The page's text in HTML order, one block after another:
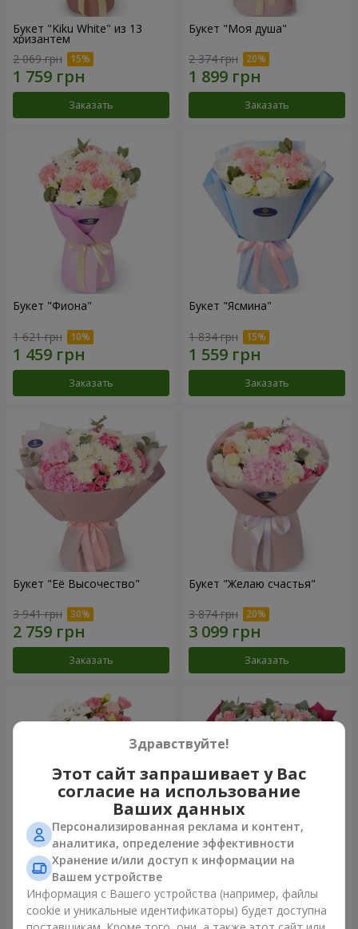
Букет "Kiku White" из 13
хризантем
2 069 грн
Заказать
Букет "Моя душа"
2 374 грн
Заказать
Букет "Фиона"
1 621 грн
Заказать
Букет "Ясмина"
1 834 грн
Заказать
Букет "Её Высочество"
3 941 грн
Заказать
Букет "Желаю счастья"
3 874 грн
Заказать
Букет "Юмоки"
1 175 грн
Букет "Очарование
нежности"
3 199 грн
Здравствуйте!
Этот сайт запрашивает у Вас
согласие на использование
Ваших данных
Персонализированная реклама и контент,
аналитика, определение эффективности
Хранение и/или доступ к информации на
Вашем устройстве
Информация с Вашего устройства (например, файлы
cookie и уникальные идентификаторы) будет доступна